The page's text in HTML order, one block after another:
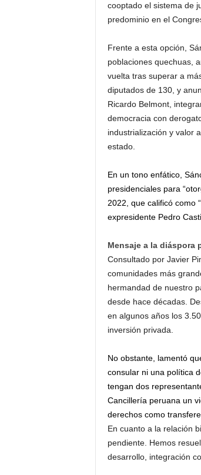
cooptado el sistema de
predominio en el
Frente a esta opción,
poblaciones quechuas,
vuelta tras superar a
diputados de 130, y
Ricardo Belmont,
democracia con
industrialización y valor
estado.
En un tono enfático,
presidenciales para
2022, que calificó como
expresidente Pedro
Mensaje a la diáspora
Consultado por Javier
comunidades más
hermandad de nuestro
desde hace décadas.
en algunos años los
inversión privada.
No obstante, lamentó
consular ni una política
tengan dos
Cancillería peruana un
derechos como
En cuanto a la relación
pendiente. Hemos
desarrollo, integración